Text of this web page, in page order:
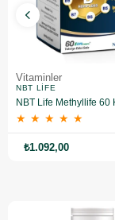
Vitaminler
NBT LIFE
★ ★ ★ ★ ★
₺1.092,00